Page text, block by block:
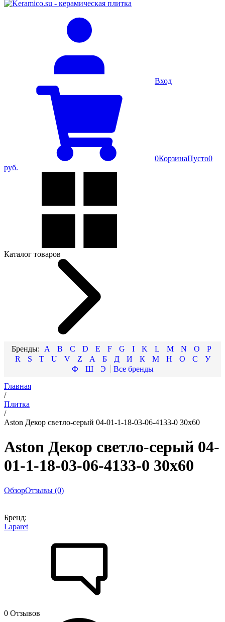
Вход
0КорзинаПусто0
руб.
Каталог товаров
A B C D E F G I K L M N O
P
R
S T U V Z А Б Д И К М Н О С
У
Ф
Ш
Э
Главная
/
Плитка
/
Aston Декор светло-серый 04-01-1-18-03-06-4133-0 30х60
Aston Декор светло-серый 04-
01-1-18-03-06-4133-0 30х60
ОбзорОтзывы (0)
Бренд:
Laparet
0 Отзывов